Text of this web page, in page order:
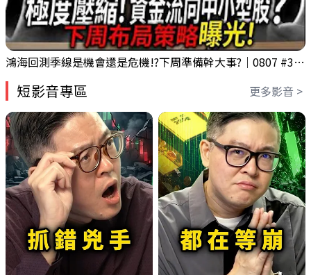
鴻海回測季線是機會還是危機!?下周準備幹大事?｜0807 #3661 #2317 #2317鴻海
短影音專區 更多影音 >